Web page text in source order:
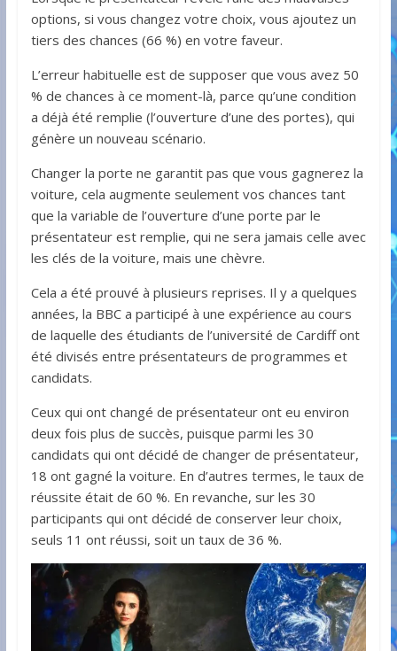
options, si vous changez votre choix, vous ajoutez un
tiers des chances (66 %) en votre faveur.
L’erreur habituelle est de supposer que vous avez 50
% de chances à ce moment-là, parce qu’une condition
a déjà été remplie (l’ouverture d’une des portes), qui
génère un nouveau scénario.
Changer la porte ne garantit pas que vous gagnerez la
voiture, cela augmente seulement vos chances tant
que la variable de l’ouverture d’une porte par le
présentateur est remplie, qui ne sera jamais celle avec
les clés de la voiture, mais une chèvre.
Cela a été prouvé à plusieurs reprises. Il y a quelques
années, la BBC a participé à une expérience au cours
de laquelle des étudiants de l’université de Cardiff ont
été divisés entre présentateurs de programmes et
candidats.
Ceux qui ont changé de présentateur ont eu environ
deux fois plus de succès, puisque parmi les 30
candidats qui ont décidé de changer de présentateur,
18 ont gagné la voiture. En d’autres termes, le taux de
réussite était de 60 %. En revanche, sur les 30
participants qui ont décidé de conserver leur choix,
seuls 11 ont réussi, soit un taux de 36 %.